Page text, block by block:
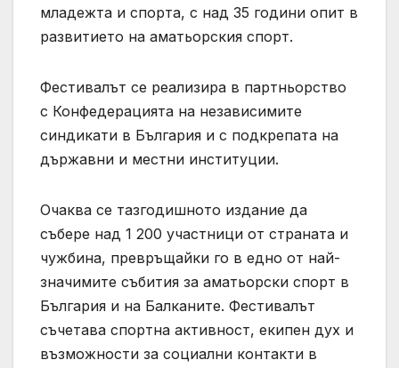
младежта и спорта, с над 35 години опит в
развитието на аматьорския спорт.
Фестивалът се реализира в партньорство
с Конфедерацията на независимите
синдикати в България и с подкрепата на
държавни и местни институции.
Очаква се тазгодишното издание да
събере над 1 200 участници от страната и
чужбина, превръщайки го в едно от най-
значимите събития за аматьорски спорт в
България и на Балканите. Фестивалът
съчетава спортна активност, екипен дух и
възможности за социални контакти в